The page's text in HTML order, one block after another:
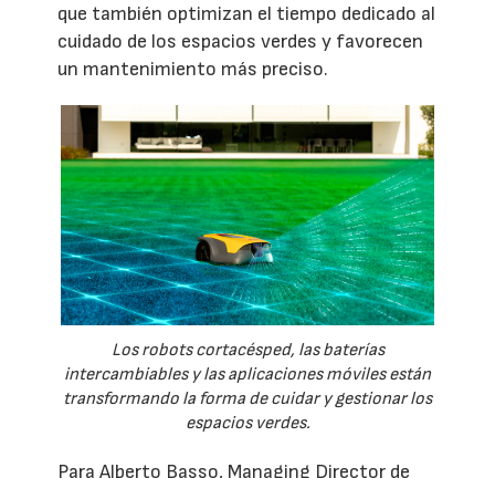
que también optimizan el tiempo dedicado al
cuidado de los espacios verdes y favorecen
un mantenimiento más preciso.
Los robots cortacésped, las baterías
intercambiables y las aplicaciones móviles están
transformando la forma de cuidar y gestionar los
espacios verdes.
Para Alberto Basso, Managing Director de